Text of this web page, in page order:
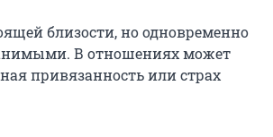
близости, но одновременно
В отношениях может
привязанность или страх